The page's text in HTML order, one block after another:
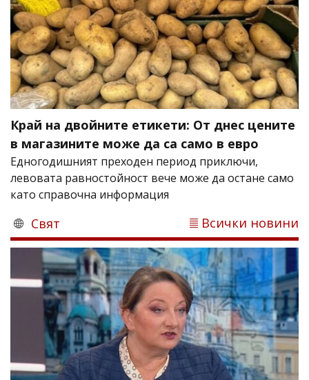
Край на двойните етикети: От днес цените
в магазините може да са само в евро
Едногодишният преходен период приключи,
левовата равностойност вече може да остане само
като справочна информация
Свят Всички новини